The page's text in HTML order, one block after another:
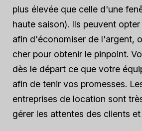
plus élevée que celle d'une
haute saison). Ils peuvent
afin d'économiser de l'argent,
cher pour obtenir le pinpoint.
dès le départ ce que votre
afin de tenir vos promesses.
entreprises de location sont
gérer les attentes des clients